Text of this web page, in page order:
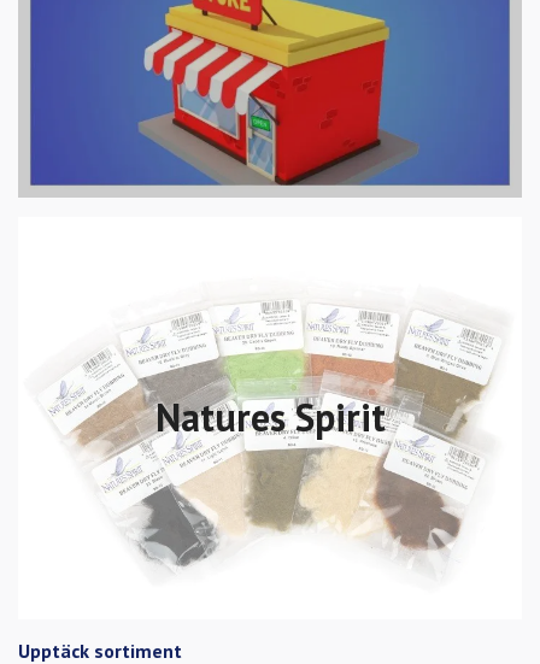
Natures Spirit
Upptäck sortiment